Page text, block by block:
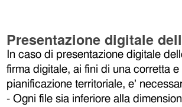
Presentazione digitale
In caso di presentazione digitale
firma digitale, ai fini di una corretta
pianificazione territoriale, e'
- Ogni file sia inferiore alla